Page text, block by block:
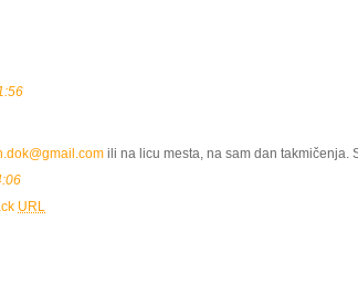
ili na licu mesta, na sam dan takmičenja.
URL